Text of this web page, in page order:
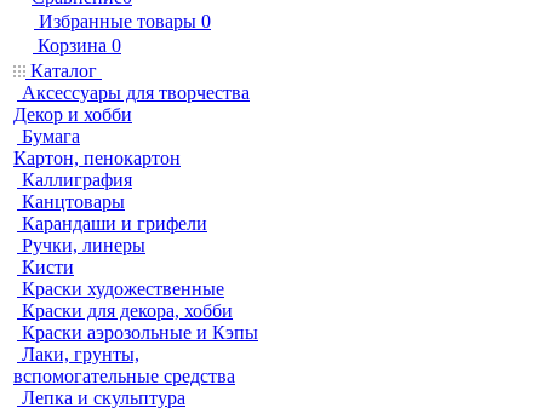
Избранные товары 0
Корзина 0
Каталог
Аксессуары для творчества
Декор и хобби
Бумага
Картон, пенокартон
Каллиграфия
Канцтовары
Карандаши и грифели
Ручки, линеры
Кисти
Краски художественные
Краски для декора, хобби
Краски аэрозольные и Кэпы
Лаки, грунты,
вспомогательные средства
Лепка и скульптура